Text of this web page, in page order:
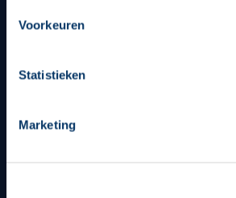
Voorkeuren
Statistieken
Marketing